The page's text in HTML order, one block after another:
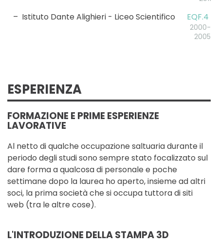
Istituto Dante Alighieri - Liceo Scientifico EQF.4
2000-
2005
ESPERIENZA
FORMAZIONE E PRIME ESPERIENZE
LAVORATIVE
Al netto di qualche occupazione saltuaria durante il
periodo degli studi sono sempre stato focalizzato sul
dare forma a qualcosa di personale e poche
settimane dopo la laurea ho aperto, insieme ad altri
soci, la prima società che si occupa tuttora di siti
web (tra le altre cose).
L'INTRODUZIONE DELLA STAMPA 3D